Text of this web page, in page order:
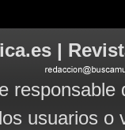
|
usuarios